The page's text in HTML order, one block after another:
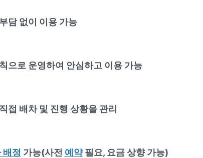
담 없이 이용 가능
으로 운영하여 안심하고 이용 가능
접 배차 및 진행 상황을 관리
배정 가능(사전 예약필요, 요금 상향 가능)